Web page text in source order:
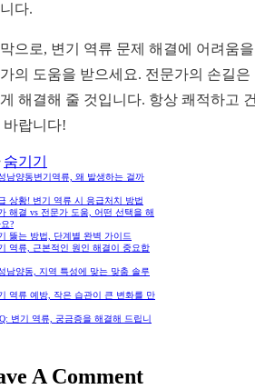
다.
으로, 변기 역류 문제 해결에 어려움
의 도움을 받으세요. 전문가의 손길
해결해 줄 것입니다. 항상 쾌적하고
바랍니다!
숨기기
남양동변기역류, 왜 발생하는 걸까
상황! 변기 역류 시 응급처치 방법
해결 vs 전문가 도움, 어떤 선택을 해
?
뚫는 방법, 단계별 완벽 가이드
역류, 근본적인 원인 해결이 중요합
남양동, 지역 특성에 맞는 맞춤 솔루
역류 예방, 작은 습관이 큰 변화를 만
변기 역류, 궁금증을 해결해 드립니
A Comment